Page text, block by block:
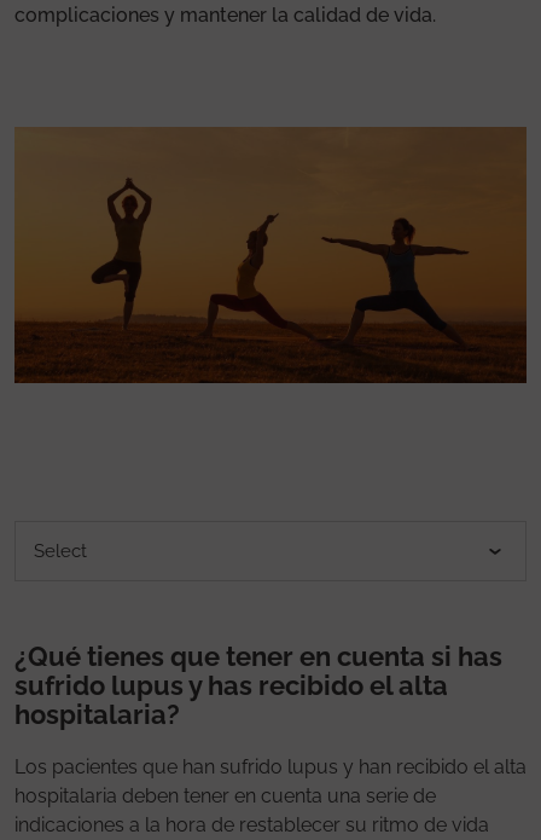
complicaciones y mantener la calidad de vida.
¿Qué tienes que tener en cuenta si has
sufrido lupus y has recibido el alta
hospitalaria?
Los pacientes que han sufrido lupus y han recibido el alta
hospitalaria deben tener en cuenta una serie de
indicaciones a la hora de restablecer su ritmo de vida